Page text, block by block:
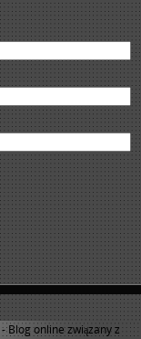
- Blog online związany z